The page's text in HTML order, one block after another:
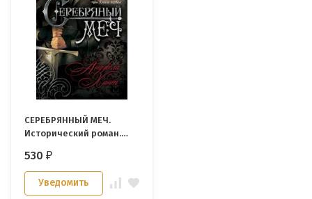
СЕРЕБРЯННЫЙ МЕЧ.
Исторический роман.
530₽
Уведомить